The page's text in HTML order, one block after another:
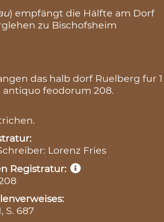
) empfängt die Hälfte am Dorf
zu Bischofsheim
das halb dorf Ruelberg fur 1
feodorum 208.
Lorenz Fries
Registratur:
S. 687